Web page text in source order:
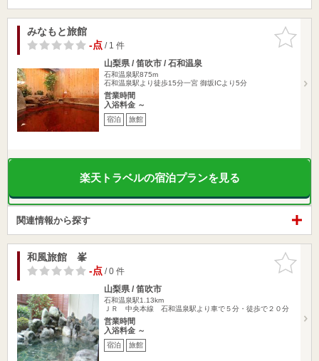
お気に入
りに追加
みなもと旅館
-点/ 1 件
山梨県 / 笛吹市 / 石和温泉
石和温泉駅875m
石和温泉駅より徒歩15分一宮 御坂ICより5分
営業時間
入浴料金 ～
宿泊 旅館
楽天トラベルの宿泊プランを見る
関連情報から探す
お気に入
りに追加
和風旅館 峯
-点/ 0 件
山梨県 / 笛吹市
石和温泉駅1.13km
ＪＲ 中央本線 石和温泉駅より車で５分・徒歩で２０分
営業時間
入浴料金 ～
宿泊 旅館